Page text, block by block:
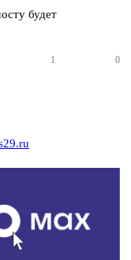
будет
1 0